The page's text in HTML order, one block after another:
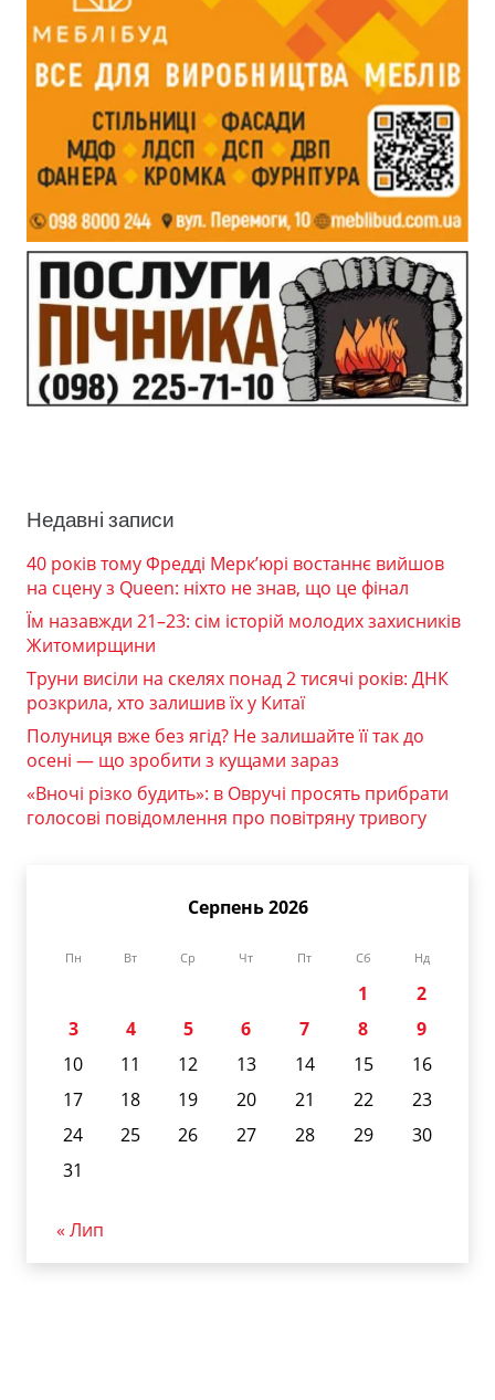
Недавні записи
40 років тому Фредді Мерк’юрі востаннє вийшов
на сцену з Queen: ніхто не знав, що це фінал
Їм назавжди 21–23: сім історій молодих захисників
Житомирщини
Труни висіли на скелях понад 2 тисячі років: ДНК
розкрила, хто залишив їх у Китаї
Полуниця вже без ягід? Не залишайте її так до
осені — що зробити з кущами зараз
«Вночі різко будить»: в Овручі просять прибрати
голосові повідомлення про повітряну тривогу
Серпень 2026
Пн Вт Ср Чт Пт Сб Нд
1
2
3
4 5 6 7 8
9
10
11 12 13 14 15
16
17
18 19 20 21 22
23
24
25 26 27 28 29
30
31
« Лип